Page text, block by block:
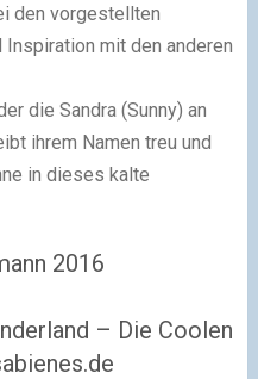
den vorgestellten
mit den anderen
die Sandra (Sunny) an
ihrem Namen treu und
in dieses kalte
2016
– Die Coolen